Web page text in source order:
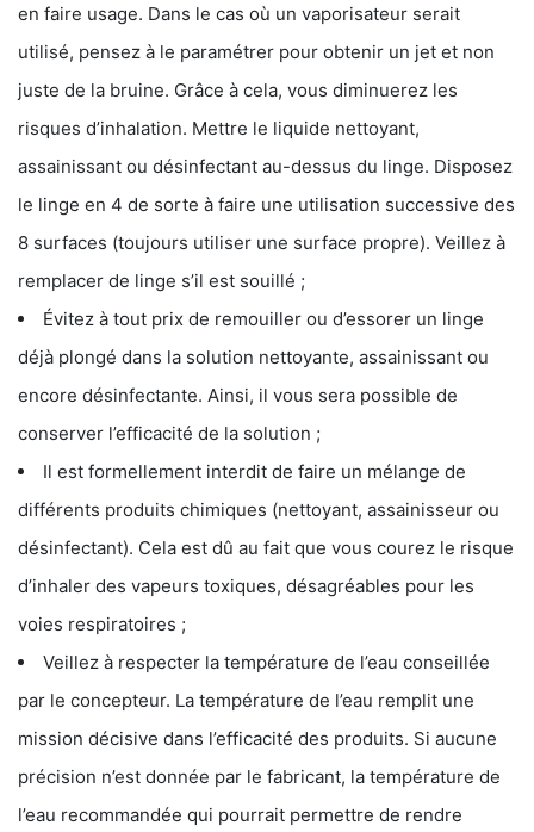
en faire usage. Dans le cas où un vaporisateur serait
utilisé, pensez à le paramétrer pour obtenir un jet et non
juste de la bruine. Grâce à cela, vous diminuerez les
risques d’inhalation. Mettre le liquide nettoyant,
assainissant ou désinfectant au-dessus du linge. Disposez
le linge en 4 de sorte à faire une utilisation successive des
8 surfaces (toujours utiliser une surface propre). Veillez à
remplacer de linge s’il est souillé ;
Évitez à tout prix de remouiller ou d’essorer un linge
déjà plongé dans la solution nettoyante, assainissant ou
encore désinfectante. Ainsi, il vous sera possible de
conserver l’efficacité de la solution ;
Il est formellement interdit de faire un mélange de
différents produits chimiques (nettoyant, assainisseur ou
désinfectant). Cela est dû au fait que vous courez le risque
d’inhaler des vapeurs toxiques, désagréables pour les
voies respiratoires ;
Veillez à respecter la température de l’eau conseillée
par le concepteur. La température de l’eau remplit une
mission décisive dans l’efficacité des produits. Si aucune
précision n’est donnée par le fabricant, la température de
l’eau recommandée qui pourrait permettre de rendre